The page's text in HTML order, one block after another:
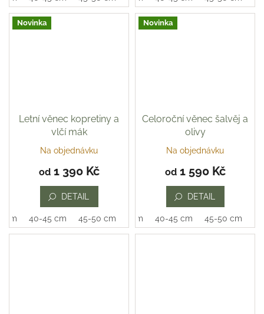
Novinka
Letní věnec kopretiny a
vlčí mák
Na objednávku
od1 390 Kč
DETAIL
cm 40-45 cm 45-50 cm
Novinka
Celoroční věnec šalvěj a
olivy
Na objednávku
od1 590 Kč
DETAIL
35-40 cm 40-45 cm 45-50 cm